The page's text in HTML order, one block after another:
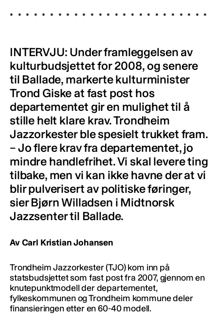
INTERVJU: Under framleggelsen av
kulturbudsjettet for 2008, og senere
til Ballade, markerte kulturminister
Trond Giske at fast post hos
departementet gir en mulighet til å
stille helt klare krav. Trondheim
Jazzorkester ble spesielt trukket fram.
– Jo flere krav fra departementet, jo
mindre handlefrihet. Vi skal levere ting
tilbake, men vi kan ikke havne der at vi
blir pulverisert av politiske føringer,
sier Bjørn Willadsen i Midtnorsk
Jazzsenter til Ballade.
Av Carl Kristian Johansen
Trondheim Jazzorkester (TJO) kom inn på
statsbudsjettet som fast post fra 2007, gjennom en
knutepunktmodell der departementet,
fylkeskommunen og Trondheim kommune deler
finansieringen etter en 60-40 modell.